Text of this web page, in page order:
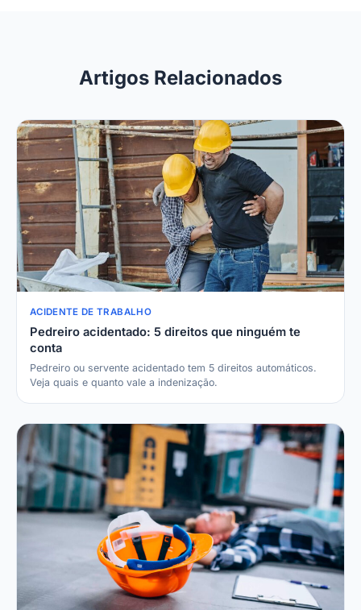
Artigos Relacionados
ACIDENTE DE TRABALHO
Pedreiro acidentado: 5 direitos que ninguém te
conta
Pedreiro ou servente acidentado tem 5 direitos automáticos.
Veja quais e quanto vale a indenização.